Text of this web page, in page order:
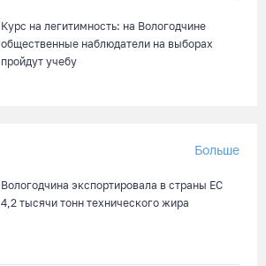
Курс на легитимность: на Вологодчине
общественные наблюдатели на выборах
пройдут учебу
Больше
Вологодчина экспортировала в страны ЕС
4,2 тысячи тонн технического жира